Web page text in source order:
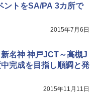
ントをSA/PA 3カ所で
2015年7月6日
名神 神戸JCT～高槻J
完成を目指し順調と発
2015年11月11日